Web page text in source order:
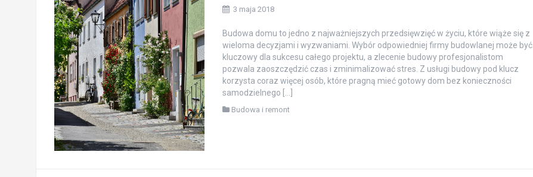
3 maja 2018
Budowa domu to jedno z najważniejszych przedsięwzięć w życiu, które wiąże się z
wieloma decyzjami i wyzwaniami. Wybór odpowiedniej firmy budowlanej może być
kluczowy dla sukcesu całego projektu, a zlecenie budowy profesjonalistom
pozwala zaoszczędzić czas i zminimalizować stres. Z usługi budowy pod klucz
korzysta coraz więcej osób, które pragną mieć gotowy dom bez konieczności
samodzielnego […]
Budowa i remont